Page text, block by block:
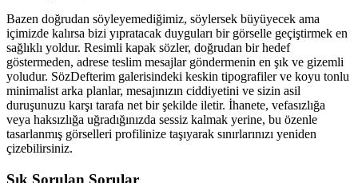
Bazen doğrudan söyleyemediğimiz, söylersek büyüyecek ama
içimizde kalırsa bizi yıpratacak duyguları bir görselle geçiştirmek en
sağlıklı yoldur. Resimli kapak sözler, doğrudan bir hedef
göstermeden, adrese teslim mesajlar göndermenin en şık ve gizemli
yoludur. SözDefterim galerisindeki keskin tipografiler ve koyu tonlu
minimalist arka planlar, mesajınızın ciddiyetini ve sizin asil
duruşunuzu karşı tarafa net bir şekilde iletir. İhanete, vefasızlığa
veya haksızlığa uğradığınızda sessiz kalmak yerine, bu özenle
tasarlanmış görselleri profilinize taşıyarak sınırlarınızı yeniden
çizebilirsiniz.
Sık Sorulan Sorular